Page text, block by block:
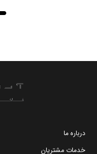
درباره ما
خدمات مشتریان